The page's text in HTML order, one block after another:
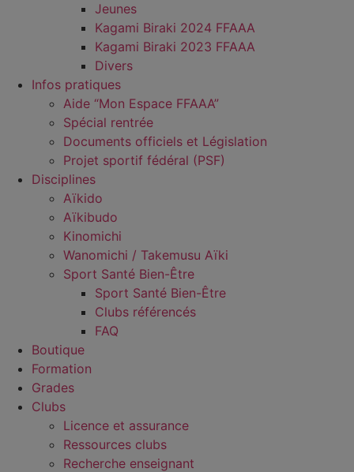
Jeunes
Kagami Biraki 2024 FFAAA
Kagami Biraki 2023 FFAAA
Divers
Infos pratiques
Aide “Mon Espace FFAAA”
Spécial rentrée
Documents officiels et Législation
Projet sportif fédéral (PSF)
Disciplines
Aïkido
Aïkibudo
Kinomichi
Wanomichi / Takemusu Aïki
Sport Santé Bien-Être
Sport Santé Bien-Être
Clubs référencés
FAQ
Boutique
Formation
Grades
Clubs
Licence et assurance
Ressources clubs
Recherche enseignant